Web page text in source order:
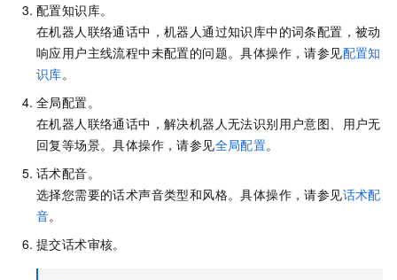
配置知识库。
在机器人联络通话中，机器人通过知识库中的词条配置，被动
响应用户主线流程中未配置的问题。具体操作，请参见配置知
识库。
全局配置。
在机器人联络通话中，解决机器人无法识别用户意图、用户无
回复等场景。具体操作，请参见全局配置。
话术配音。
选择您需要的话术声音类型和风格。具体操作，请参见话术配
音。
提交话术审核。